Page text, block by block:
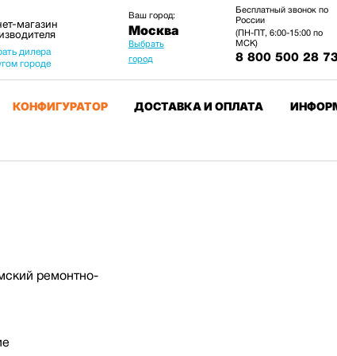
магазин
дилера
городе
Ваш город:
Москва
Выбрать
город
Бесплатный звонок по
России
(ПН-ПТ, 6:00-15:00 по
МСК)
8 800 500 28
КОНФИГУРАТОР ДОСТАВКА И ОПЛАТА
ремонтно-